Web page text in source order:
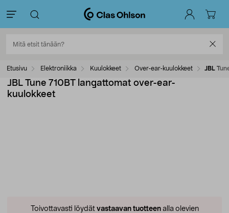
Etusivu Elektroniikka Kuulokkeet Over-ear-kuulokkeet JBL
JBL Tune 710BT langattomat over-ear-
kuulokkeet
Toivottavasti löydät vastaavan tuotteenalla olevien